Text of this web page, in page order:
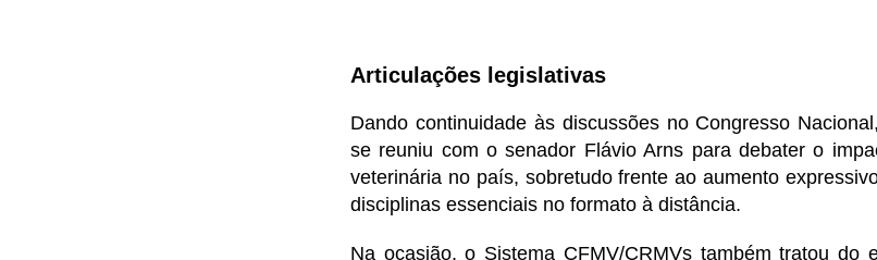
Articulações legislativas
Dando continuidade às discussões no Congresso
se reuniu com o senador Flávio Arns para debater o
veterinária no país, sobretudo frente ao aumento
disciplinas essenciais no formato à distância.
Na ocasião, o Sistema CFMV/CRMVs também tratou do